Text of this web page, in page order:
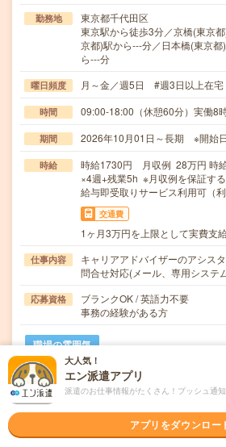
勤務地
東京都千代田区
東京駅から徒歩3分／京橋(東京
京都)駅から---分／日本橋(東京
ら---分
曜日頻度 月～金／週5日 #週3日以上在宅
時間 09:00-18:00（休憩60分）実働8
期間 2026年10月01日～長期 ※開始
時給
時給1730円 月収例 28万円 時
×4週+残業5h ※月収例を保証す
給与即受取りサービス利用可（利
交通費
1ヶ月3万円を上限として実費支
仕事内容
キャリアアドバイザーのアシス
問合せ対応(メール、専用シス
応募資格
ブランクOK / 英語力不要
事務の経験がある方
職場の雰囲気
職場の様子
活気がある
テキパキ
大人気！
エン派遣アプリ
派遣のお仕事情報がたくさん！プッシュ通
アプリをダウンロー